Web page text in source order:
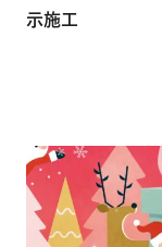
示施工